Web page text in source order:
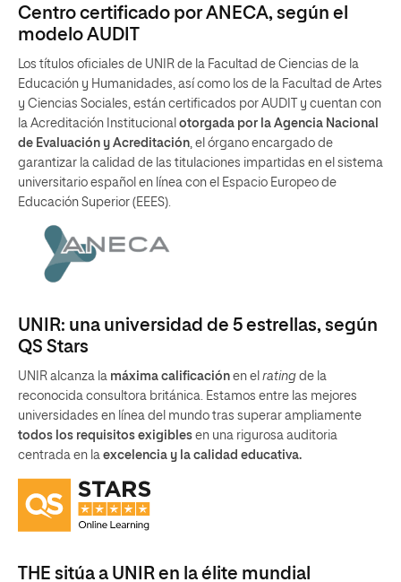
Centro certificado por ANECA, según el
modelo AUDIT
Los títulos oficiales de UNIR de la Facultad de Ciencias de la
Educación y Humanidades, así como los de la Facultad de Artes
y Ciencias Sociales, están certificados por AUDIT y cuentan con
la Acreditación Institucional otorgada por la Agencia Nacional
de Evaluación y Acreditación, el órgano encargado de
garantizar la calidad de las titulaciones impartidas en el sistema
universitario español en línea con el Espacio Europeo de
Educación Superior (EEES).
UNIR: una universidad de 5 estrellas, según
QS Stars
UNIR alcanza la máxima calificación en el rating de la
reconocida consultora británica. Estamos entre las mejores
universidades en línea del mundo tras superar ampliamente
todos los requisitos exigibles en una rigurosa auditoria
centrada en la excelencia y la calidad educativa.
THE sitúa a UNIR en la élite mundial